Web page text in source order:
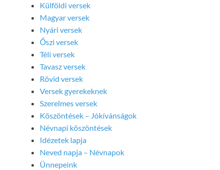
Külföldi versek
Magyar versek
Nyári versek
Őszi versek
Téli versek
Tavasz versek
Rövid versek
Versek gyerekeknek
Szerelmes versek
Köszöntések – Jókívánságok
Névnapi köszöntések
Idézetek lapja
Neved napja – Névnapok
Ünnepeink